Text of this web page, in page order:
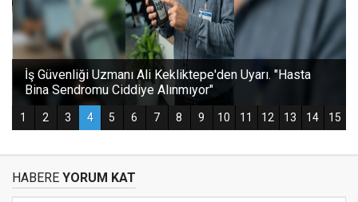
HABERE YORUM KAT